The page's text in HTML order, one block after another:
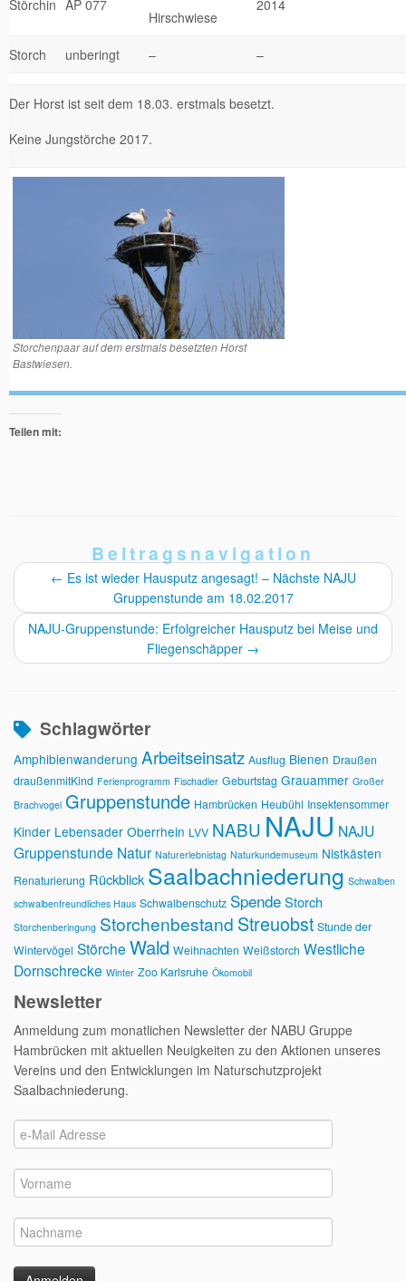
Störchin AP 077
Hirschwiese
2014
Storch unberingt – –
Der Horst ist seit dem 18.03. erstmals besetzt.
Keine Jungstörche 2017.
Storchenpaar auf dem erstmals besetzten Horst
Bastwiesen.
Teilen mit:
Beitragsnavigation
← Es ist wieder Hausputz angesagt! – Nächste NAJU
Gruppenstunde am 18.02.2017
NAJU-Gruppenstunde: Erfolgreicher Hausputz bei Meise und
Fliegenschäpper →
Schlagwörter
Amphibienwanderung Arbeitseinsatz Ausflug Bienen Draußen
draußenmitKind Ferienprogramm Fischadler Geburtstag Grauammer Großer
Brachvogel Gruppenstunde Hambrücken Heubühl Insektensommer
Kinder Lebensader Oberrhein LVV NABU NAJU NAJU
Gruppenstunde Natur Naturerlebnistag Naturkundemuseum Nistkästen
Renaturierung Rückblick Saalbachniederung Schwalben
schwalbenfreundliches Haus Schwalbenschutz SpendeStorch
Storchenberingung Storchenbestand Streuobst Stunde der
Wintervögel Störche Wald Weihnachten Weißstorch Westliche
Dornschrecke Winter Zoo Karlsruhe Ökomobil
Newsletter
Anmeldung zum monatlichen Newsletter der NABU Gruppe
Hambrücken mit aktuellen Neuigkeiten zu den Aktionen unseres
Vereins und den Entwicklungen im Naturschutzprojekt
Saalbachniederung.